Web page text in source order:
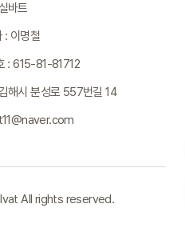
바트
: 이명철
: 615-81-81712
해시 분성로 557번길 14
All rights reserved.